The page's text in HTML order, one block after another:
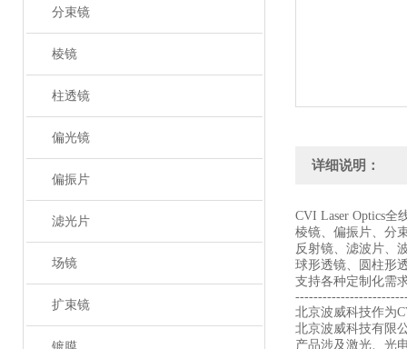
分束镜
棱镜
柱透镜
偏光镜
偏振片
滤光片
场镜
扩束镜
详细说明：
CVI Laser Optics全
棱镜、偏振片、分
反射镜、滤波片、
球形透镜、圆柱形
支持各种定制化需
北京波威科技作为
北京波威科技有限
产品涉及激光、光